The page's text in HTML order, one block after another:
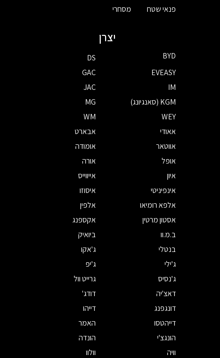
פנאי שטח
מסחרי
יצרן
BYD
DS
EVEASY
GAC
IM
JAC
KGM (סאנגיונג)
MG
WEY
WM
אאודי
אבארט
אווטאר
אומודה
אופל
אורה
איון
אייווייס
אינפיניטי
איסוזו
אלפא רומיאו
אלפין
אסטון מרטין
אקספנג
ב.מ.וו
ביואיק
בנטלי
ג'אקו
ג'ילי
ג'יפ
ג'נסיס
גרייט וול
דאצ'יה
דודג'
דונגפנג
דייהו
דייהטסו
האמר
הונגצ'י
הונדה
וויה
וולוו